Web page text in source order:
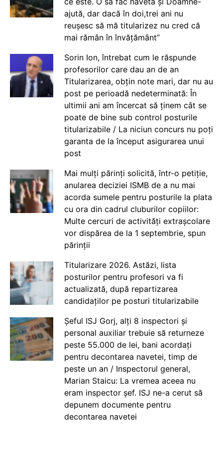
ajută, dar dacă în doi,trei ani nu
reușesc să mă titularizez nu cred că
mai rămân în învățământ”
Sorin Ion, întrebat cum le răspunde
profesorilor care dau an de an
Titularizarea, obțin note mari, dar nu au
post pe perioadă nedeterminată: În
ultimii ani am încercat să ținem cât se
poate de bine sub control posturile
titularizabile / La niciun concurs nu poți
garanta de la început asigurarea unui
post
Mai mulți părinți solicită, într-o petiție,
anularea deciziei ISMB de a nu mai
acorda sumele pentru posturile la plata
cu ora din cadrul cluburilor copiilor:
Multe cercuri de activități extrașcolare
vor dispărea de la 1 septembrie, spun
părinții
Titularizare 2026. Astăzi, lista
posturilor pentru profesori va fi
actualizată, după repartizarea
candidaților pe posturi titularizabile
Șeful ISJ Gorj, alți 8 inspectori și
personal auxiliar trebuie să returneze
peste 55.000 de lei, bani acordați
pentru decontarea navetei, timp de
peste un an / Inspectorul general,
Marian Staicu: La vremea aceea nu
eram inspector șef. ISJ ne-a cerut să
depunem documente pentru
decontarea navetei